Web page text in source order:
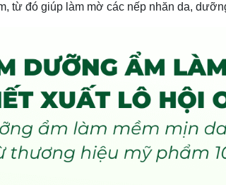
từ đó giúp làm mờ các nếp nhăn da,